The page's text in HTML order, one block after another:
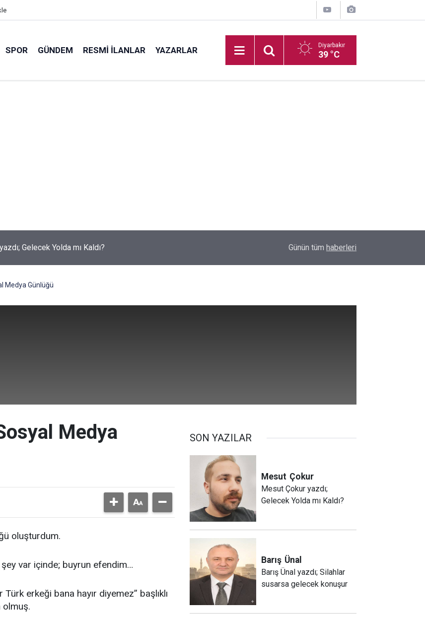
SPOR GÜNDEM RESMI İLANLAR YAZARLAR Diyarbakır
39 °C
Gelecek Yolda mı Kaldı? Barış Ünal yazdı; Silahlar susarsa gelecek
Günün tüm haberleri
Medya Günlüğü
Medya
oluşturdum.
var içinde; buyrun efendim…
Türk erkeği bana hayır diyemez” başlıklı
olmuş.
SON YAZILAR
Mesut Çokur
Mesut Çokur yazdı;
Gelecek Yolda mı Kaldı?
Barış Ünal
Barış Ünal yazdı; Silahlar
susarsa gelecek konuşur